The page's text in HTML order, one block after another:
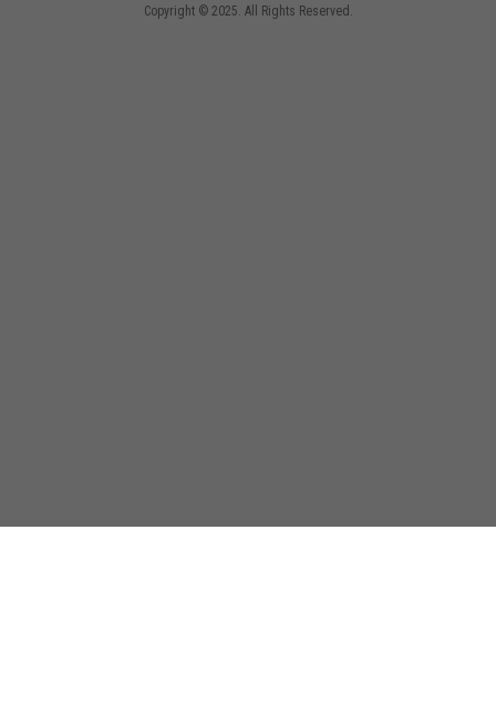
Copyright © 2025. All Rights Reserved.